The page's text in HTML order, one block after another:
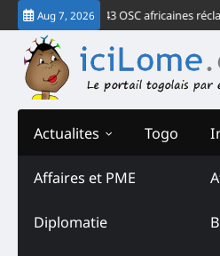
Skip
to
content
Aug 7, 2026
la CEDEAO, 43 OSC africaines
Actualites
Affaires et PME
Diplomatie
Togo
Tag: